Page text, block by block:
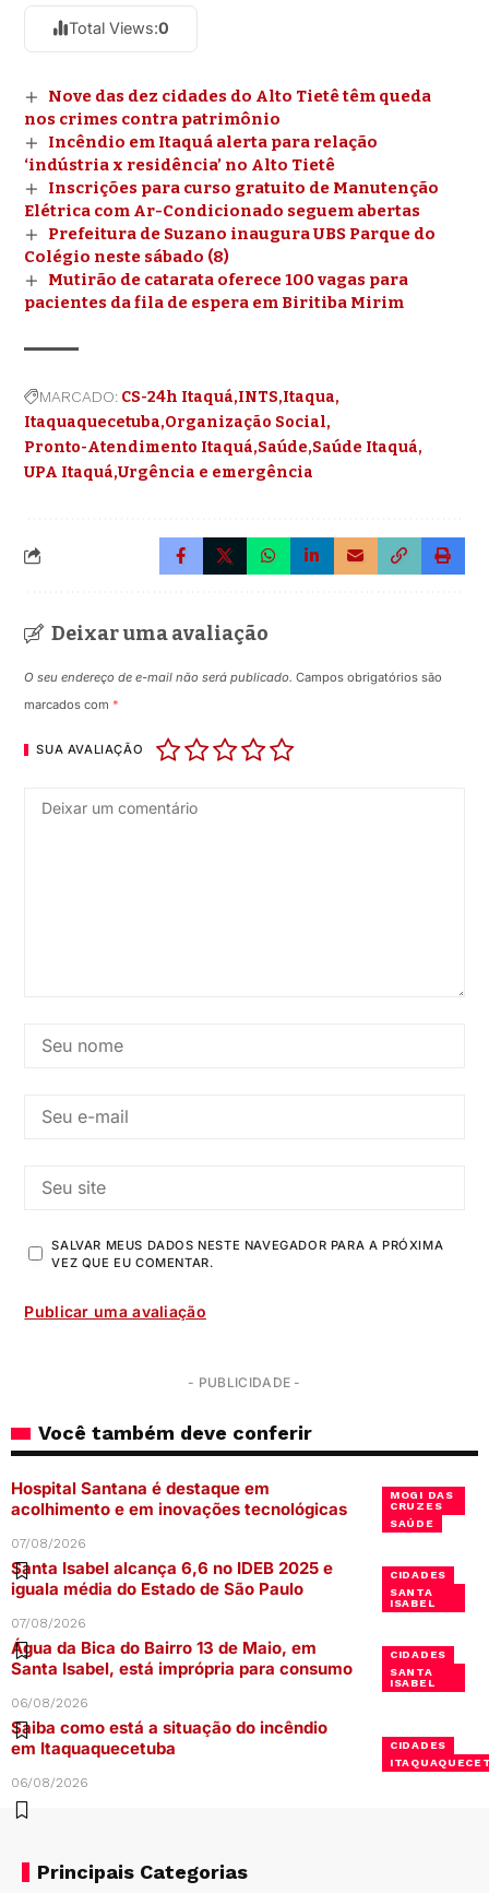
Total Views:0
Nove das dez cidades do Alto Tietê têm queda
nos crimes contra patrimônio
Incêndio em Itaquá alerta para relação
‘indústria x residência’ no Alto Tietê
Inscrições para curso gratuito de Manutenção
Elétrica com Ar-Condicionado seguem abertas
Prefeitura de Suzano inaugura UBS Parque do
Colégio neste sábado (8)
Mutirão de catarata oferece 100 vagas para
pacientes da fila de espera em Biritiba Mirim
MARCADO: CS-24h Itaquá INTS Itaqua
Itaquaquecetuba Organização Social
Pronto-Atendimento Itaquá Saúde Saúde Itaquá
UPA Itaquá Urgência e emergência
Deixar uma avaliação
O seu endereço de e-mail não será publicado. Campos obrigatórios são
marcados com*
SUA AVALIAÇÃO
SALVAR MEUS DADOS NESTE NAVEGADOR PARA A PRÓXIMA
VEZ QUE EU COMENTAR.
- PUBLICIDADE -
Você também deve conferir
MOGI DAS
CRUZES
SAÚDE
Hospital Santana é destaque em
acolhimento e em inovações tecnológicas
07/08/2026
CIDADES
SANTA
ISABEL
Santa Isabel alcança 6,6 no IDEB 2025 e
iguala média do Estado de São Paulo
07/08/2026
CIDADES
SANTA
ISABEL
Água da Bica do Bairro 13 de Maio, em
Santa Isabel, está imprópria para consumo
06/08/2026
CIDADES
Saiba como está a situação do incêndio
em Itaquaquecetuba
06/08/2026
Principais Categorias